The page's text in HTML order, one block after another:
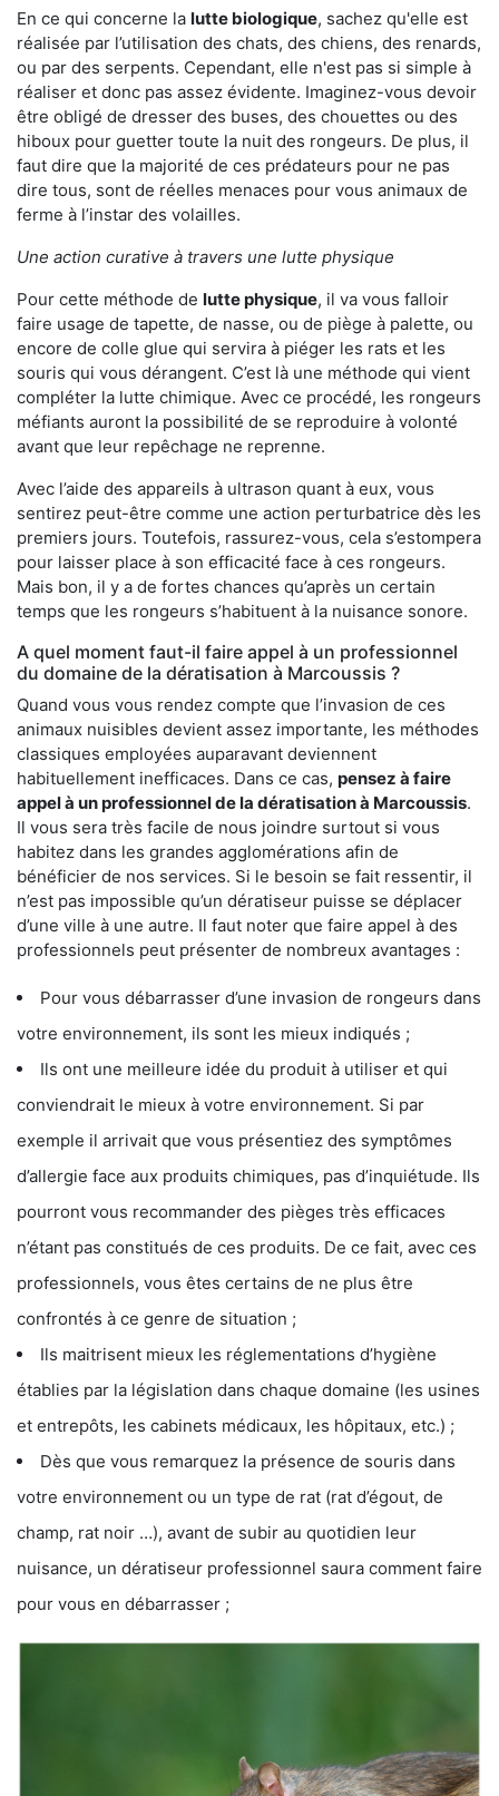
En ce qui concerne la lutte biologique, sachez qu'elle est
réalisée par l’utilisation des chats, des chiens, des renards,
ou par des serpents. Cependant, elle n'est pas si simple à
réaliser et donc pas assez évidente. Imaginez-vous devoir
être obligé de dresser des buses, des chouettes ou des
hiboux pour guetter toute la nuit des rongeurs. De plus, il
faut dire que la majorité de ces prédateurs pour ne pas
dire tous, sont de réelles menaces pour vous animaux de
ferme à l’instar des volailles.
Une action curative à travers une lutte physique
Pour cette méthode de lutte physique, il va vous falloir
faire usage de tapette, de nasse, ou de piège à palette, ou
encore de colle glue qui servira à piéger les rats et les
souris qui vous dérangent. C’est là une méthode qui vient
compléter la lutte chimique. Avec ce procédé, les rongeurs
méfiants auront la possibilité de se reproduire à volonté
avant que leur repêchage ne reprenne.
Avec l’aide des appareils à ultrason quant à eux, vous
sentirez peut-être comme une action perturbatrice dès les
premiers jours. Toutefois, rassurez-vous, cela s’estompera
pour laisser place à son efficacité face à ces rongeurs.
Mais bon, il y a de fortes chances qu’après un certain
temps que les rongeurs s’habituent à la nuisance sonore.
A quel moment faut-il faire appel à un professionnel
du domaine de la dératisation à Marcoussis ?
Quand vous vous rendez compte que l’invasion de ces
animaux nuisibles devient assez importante, les méthodes
classiques employées auparavant deviennent
habituellement inefficaces. Dans ce cas, pensez à faire
appel à un professionnel de la dératisation à Marcoussis.
Il vous sera très facile de nous joindre surtout si vous
habitez dans les grandes agglomérations afin de
bénéficier de nos services. Si le besoin se fait ressentir, il
n’est pas impossible qu’un dératiseur puisse se déplacer
d’une ville à une autre. Il faut noter que faire appel à des
professionnels peut présenter de nombreux avantages :
Pour vous débarrasser d’une invasion de rongeurs dans
votre environnement, ils sont les mieux indiqués ;
Ils ont une meilleure idée du produit à utiliser et qui
conviendrait le mieux à votre environnement. Si par
exemple il arrivait que vous présentiez des symptômes
d’allergie face aux produits chimiques, pas d’inquiétude. Ils
pourront vous recommander des pièges très efficaces
n’étant pas constitués de ces produits. De ce fait, avec ces
professionnels, vous êtes certains de ne plus être
confrontés à ce genre de situation ;
Ils maitrisent mieux les réglementations d’hygiène
établies par la législation dans chaque domaine (les usines
et entrepôts, les cabinets médicaux, les hôpitaux, etc.) ;
Dès que vous remarquez la présence de souris dans
votre environnement ou un type de rat (rat d’égout, de
champ, rat noir …), avant de subir au quotidien leur
nuisance, un dératiseur professionnel saura comment faire
pour vous en débarrasser ;